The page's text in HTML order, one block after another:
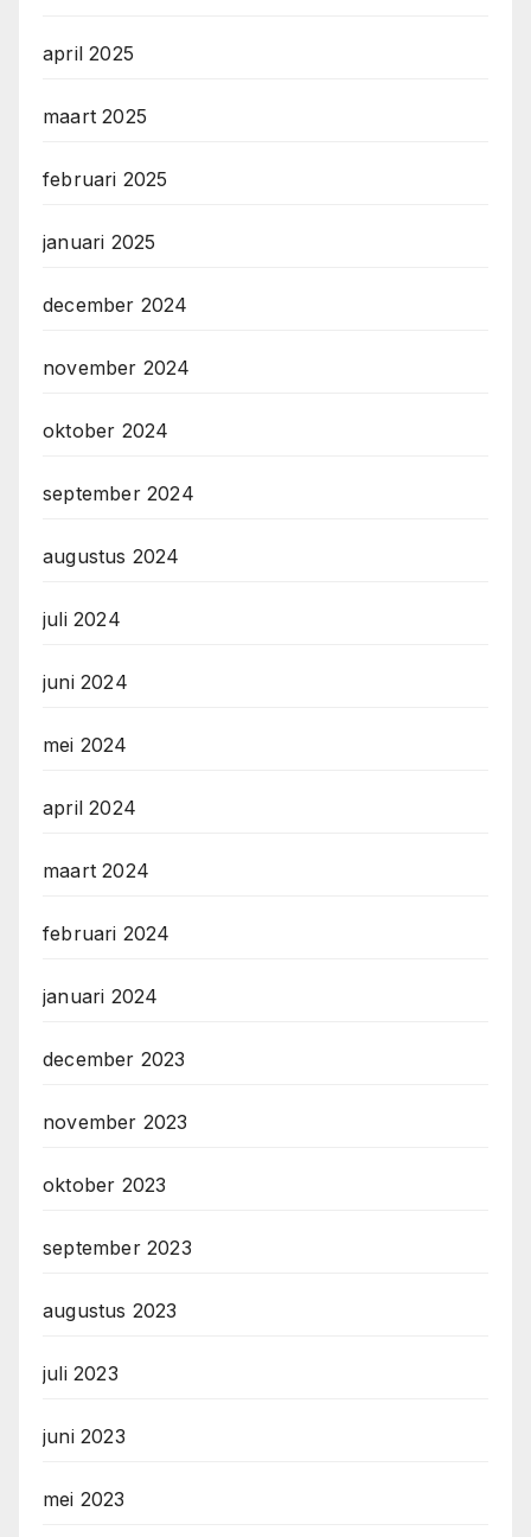
april 2025
maart 2025
februari 2025
januari 2025
december 2024
november 2024
oktober 2024
september 2024
augustus 2024
juli 2024
juni 2024
mei 2024
april 2024
maart 2024
februari 2024
januari 2024
december 2023
november 2023
oktober 2023
september 2023
augustus 2023
juli 2023
juni 2023
mei 2023